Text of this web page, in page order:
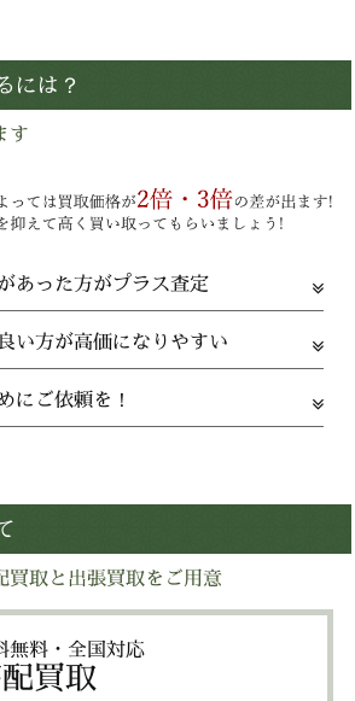
には？
す
あった方がプラス査定
い方が高価になりやすい
にご依頼を！
買取と出張買取をご用意
無料・全国対応
買取